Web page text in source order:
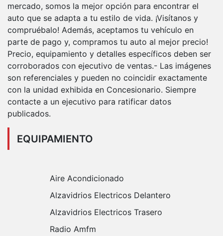
mercado, somos la mejor opción para encontrar el
auto que se adapta a tu estilo de vida. ¡Visítanos y
compruébalo! Además, aceptamos tu vehículo en
parte de pago y, compramos tu auto al mejor precio!
Precio, equipamiento y detalles específicos deben ser
corroborados con ejecutivo de ventas.- Las imágenes
son referenciales y pueden no coincidir exactamente
con la unidad exhibida en Concesionario. Siempre
contacte a un ejecutivo para ratificar datos
publicados.
EQUIPAMIENTO
Aire Acondicionado
Alzavidrios Electricos Delantero
Alzavidrios Electricos Trasero
Radio Amfm